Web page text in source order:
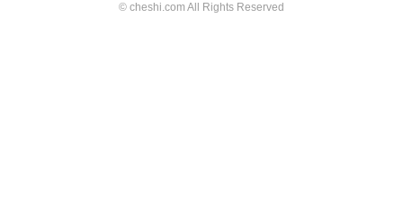
© cheshi.com All Rights Reserved